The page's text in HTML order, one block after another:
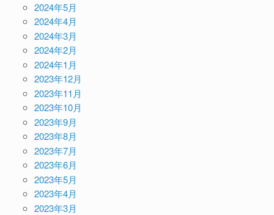
2024年5月
2024年4月
2024年3月
2024年2月
2024年1月
2023年12月
2023年11月
2023年10月
2023年9月
2023年8月
2023年7月
2023年6月
2023年5月
2023年4月
2023年3月